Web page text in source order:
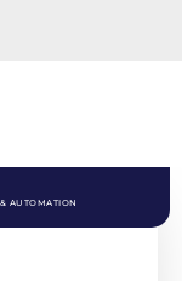
AUTOMATION